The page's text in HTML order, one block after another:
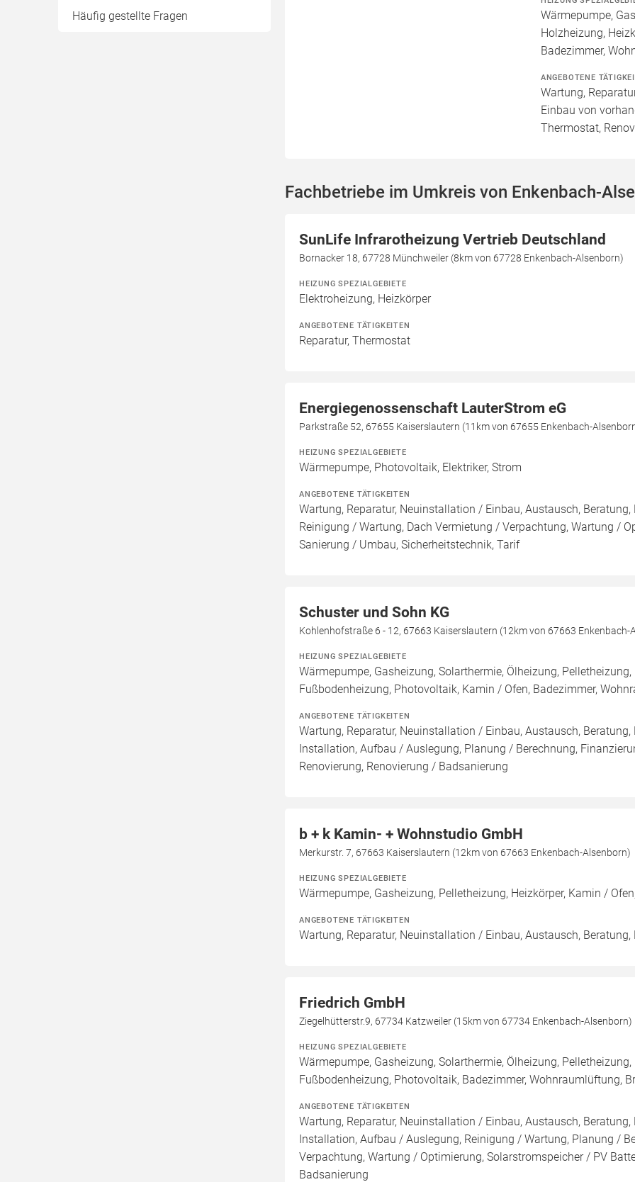
Häufig gestellte Fragen
Wärmepumpe,
Holzheizung,
Badezimmer,
ANGEBOTENE
Wartung,
Einbau von
Thermostat,
Fachbetriebe im Umkreis von Enkenbach-
SunLife Infrarotheizung Vertrieb Deutschland
Bornacker 18, 67728 Münchweiler (8km von 67728 Enkenbach-Alsenborn)
HEIZUNG SPEZIALGEBIETE
Elektroheizung, Heizkörper
ANGEBOTENE TÄTIGKEITEN
Reparatur, Thermostat
Energiegenossenschaft LauterStrom eG
Parkstraße 52, 67655 Kaiserslautern (11km von 67655 Enkenbach-
HEIZUNG SPEZIALGEBIETE
Wärmepumpe, Photovoltaik, Elektriker, Strom
ANGEBOTENE TÄTIGKEITEN
Wartung, Reparatur, Neuinstallation / Einbau, Austausch,
Reinigung / Wartung, Dach Vermietung / Verpachtung, Wartung /
Sanierung / Umbau, Sicherheitstechnik, Tarif
Schuster und Sohn KG
Kohlenhofstraße 6 - 12, 67663 Kaiserslautern (12km von 67663 Enkenbach-
HEIZUNG SPEZIALGEBIETE
Wärmepumpe, Gasheizung, Solarthermie, Ölheizung,
Fußbodenheizung, Photovoltaik, Kamin / Ofen, Badezimmer,
ANGEBOTENE TÄTIGKEITEN
Wartung, Reparatur, Neuinstallation / Einbau, Austausch,
Installation, Aufbau / Auslegung, Planung / Berechnung,
Renovierung, Renovierung / Badsanierung
b + k Kamin- + Wohnstudio GmbH
Merkurstr. 7, 67663 Kaiserslautern (12km von 67663 Enkenbach-Alsenborn)
HEIZUNG SPEZIALGEBIETE
Wärmepumpe, Gasheizung, Pelletheizung, Heizkörper, Kamin /
ANGEBOTENE TÄTIGKEITEN
Wartung, Reparatur, Neuinstallation / Einbau, Austausch,
Friedrich GmbH
Ziegelhütterstr.9, 67734 Katzweiler (15km von 67734 Enkenbach-Alsenborn)
HEIZUNG SPEZIALGEBIETE
Wärmepumpe, Gasheizung, Solarthermie, Ölheizung,
Fußbodenheizung, Photovoltaik, Badezimmer, Wohnraumlüftung,
ANGEBOTENE TÄTIGKEITEN
Wartung, Reparatur, Neuinstallation / Einbau, Austausch,
Installation, Aufbau / Auslegung, Reinigung / Wartung, Planung /
Verpachtung, Wartung / Optimierung, Solarstromspeicher / PV
Badsanierung